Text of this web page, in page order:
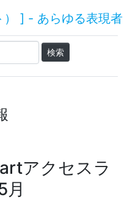
アクセスラ
月